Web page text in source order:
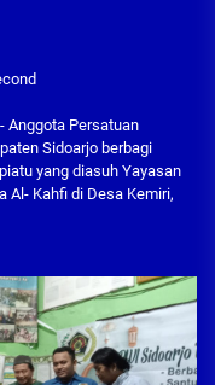
Anggota Persatuan
Sidoarjo berbagi
yang diasuh Yayasan
Al- Kahfi di Desa Kemiri,